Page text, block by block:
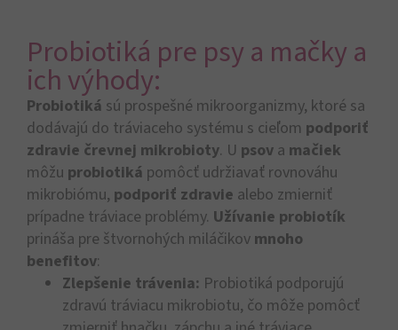
Probiotiká pre psy a mačky a
ich výhody:
Probiotiká sú prospešné mikroorganizmy, ktoré sa
dodávajú do tráviaceho systému s cieľom podporiť
zdravie črevnej mikrobioty. U psov a mačiek
môžu probiotiká pomôcť udržiavať rovnováhu
mikrobiómu, podporiť zdravie alebo zmierniť
prípadne tráviace problémy. Užívanie probiotík
prináša pre štvornohých miláčikov mnoho
benefitov:
Zlepšenie trávenia: Probiotiká podporujú
zdravú tráviacu mikrobiotu, čo môže pomôcť